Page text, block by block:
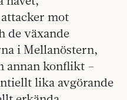
mot
de växande
i Mellanöstern,
annan konflikt –
lika avgörande